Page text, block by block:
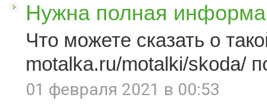
Нужна полная
Что можете сказать о
motalka.ru/motalki/skoda/
01 февраля 2021 в 00:53